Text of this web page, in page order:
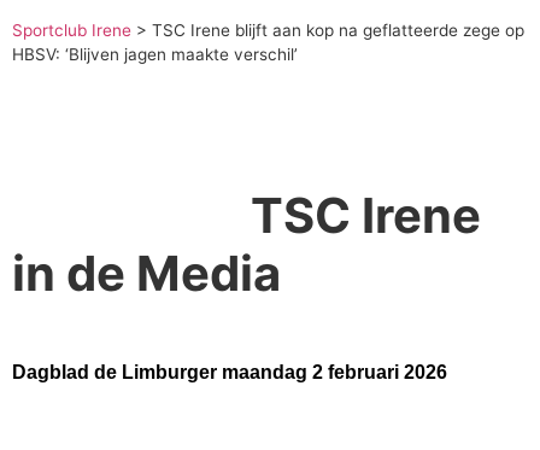
Sportclub Irene > TSC Irene blijft aan kop na geflatteerde zege op
HBSV: ‘Blijven jagen maakte verschil’
TSC Irene
in de Media
Dagblad de Limburger maandag 2 februari 2026